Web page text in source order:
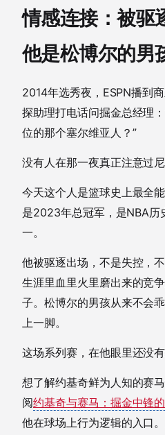
情感连接：被驱
他是松博尔的男
2014年选秀夜，ESPN播到
探助理打电话问掘金总经理
位的那个塞尔维亚人？”
没有人在那一夜真正注意过尼
今天这个人是篮球史上最全
是2023年总冠军，是NBA历
一。
他被驱逐出场，不是失控，
生涯里血里火里磨出来的竞
子。松博尔的男孩从来不会
上一脚。
这场系列赛，在他眼里还没有
想了解约基奇鲜为人知的赛
阅约基奇与赛马：掘金中锋
他在球场上行为逻辑的入口